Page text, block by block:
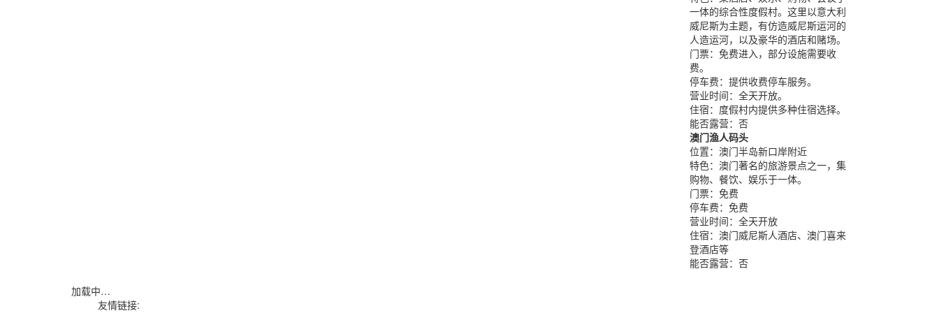
一体的综合性度假村。这里以意大利
威尼斯为主题，有仿造威尼斯运河的
人造运河，以及豪华的酒店和赌场。
门票： 免费进入，部分设施需要收
费。
停车费： 提供收费停车服务。
营业时间： 全天开放。
住宿： 度假村内提供多种住宿选择。
能否露营： 否
澳门渔人码头
位置： 澳门半岛新口岸附近
特色： 澳门著名的旅游景点之一，集
购物、餐饮、娱乐于一体。
门票： 免费
停车费： 免费
营业时间： 全天开放
住宿： 澳门威尼斯人酒店、澳门喜来
登酒店等
能否露营： 否
加载中…
友情链接: